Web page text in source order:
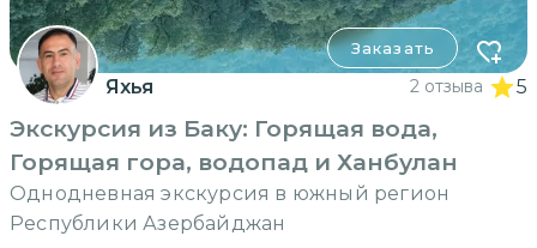
Заказать
Яхья 2 отзыва 5
Экскурсия из Баку: Горящая вода,
Горящая гора, водопад и Ханбулан
Однодневная экскурсия в южный регион
Республики Азербайджан